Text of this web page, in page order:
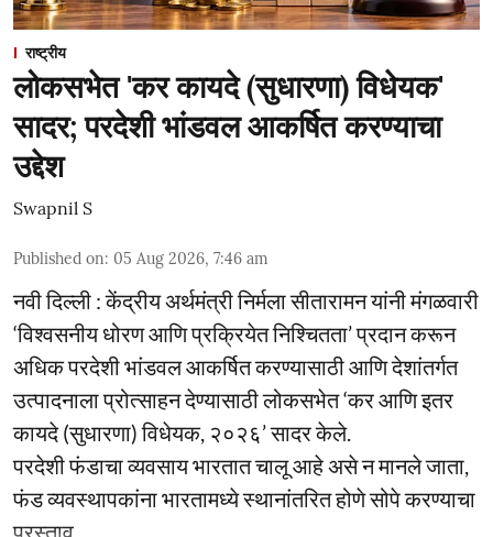
राष्ट्रीय
लोकसभेत 'कर कायदे (सुधारणा) विधेयक'
सादर; परदेशी भांडवल आकर्षित करण्याचा
उद्देश
Swapnil S
Published on: 05 Aug 2026, 7:46 am
नवी दिल्ली : केंद्रीय अर्थमंत्री निर्मला सीतारामन यांनी मंगळवारी
‘विश्वसनीय धोरण आणि प्रक्रियेत निश्चितता’ प्रदान करून
अधिक परदेशी भांडवल आकर्षित करण्यासाठी आणि देशांतर्गत
उत्पादनाला प्रोत्साहन देण्यासाठी लोकसभेत ‘कर आणि इतर
कायदे (सुधारणा) विधेयक, २०२६’ सादर केले.
परदेशी फंडाचा व्यवसाय भारतात चालू आहे असे न मानले जाता,
फंड व्यवस्थापकांना भारतामध्ये स्थानांतरित होणे सोपे करण्याचा
प्रस्ताव ...